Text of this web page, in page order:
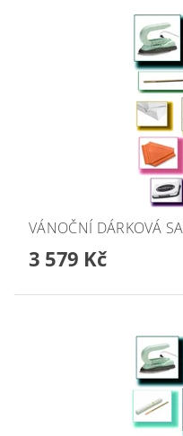
VÁNOČNÍ DÁRKOVÁ
3 579 Kč